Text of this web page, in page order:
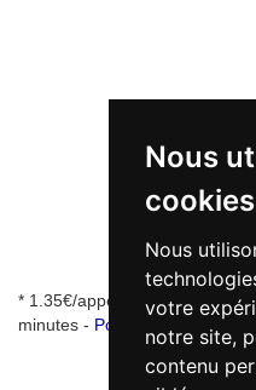
Nous
cookies
Nous
votre
notre site,
contenu
* 1.35€/appel + 0.34€/min -
minutes - Pourquoi ce numéro ?